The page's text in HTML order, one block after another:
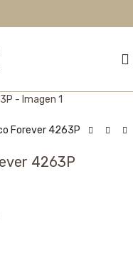
Forever 4263P
4263P